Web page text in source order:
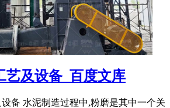
艺及设备_百度文库
备 水泥制造过程中,粉磨是其中一个关